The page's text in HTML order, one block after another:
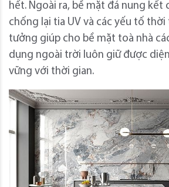
hết. Ngoài ra, bề mặt đá nung kết
chống lại tia UV và các yếu tố
tưởng giúp cho bề mặt toà nhà
dụng ngoài trời luôn giữ được
vững với thời gian.